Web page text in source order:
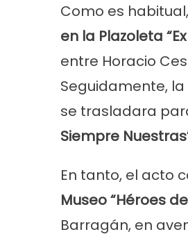
Como es
en la Plazoleta
entre Horacio
Seguidamente,
se trasladara
Siempre
En tanto, el acto
Museo “Héroes
Barragán, en